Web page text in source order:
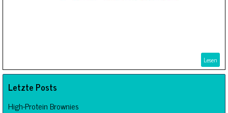
Lesen
Letzte Posts
High-Protein Brownies